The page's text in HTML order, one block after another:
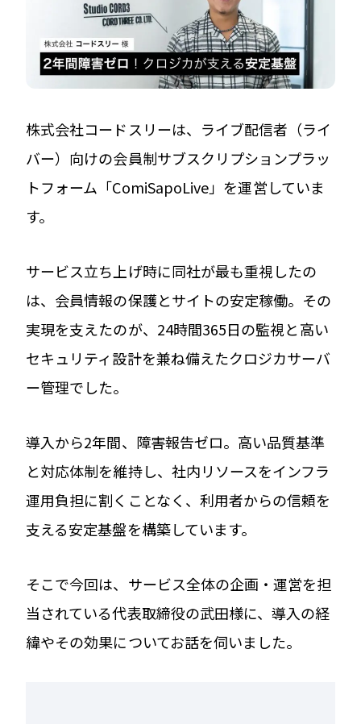
株式会社コードスリーは、ライブ配信者（ライ
バー）向けの会員制サブスクリプションプラッ
トフォーム「ComiSapoLive」を運営していま
す。
サービス立ち上げ時に同社が最も重視したの
は、会員情報の保護とサイトの安定稼働。その
実現を支えたのが、24時間365日の監視と高い
セキュリティ設計を兼ね備えたクロジカサーバ
ー管理でした。
導入から2年間、障害報告ゼロ。高い品質基準
と対応体制を維持し、社内リソースをインフラ
運用負担に割くことなく、利用者からの信頼を
支える安定基盤を構築しています。
そこで今回は、サービス全体の企画・運営を担
当されている代表取締役の武田様に、導入の経
緯やその効果についてお話を伺いました。